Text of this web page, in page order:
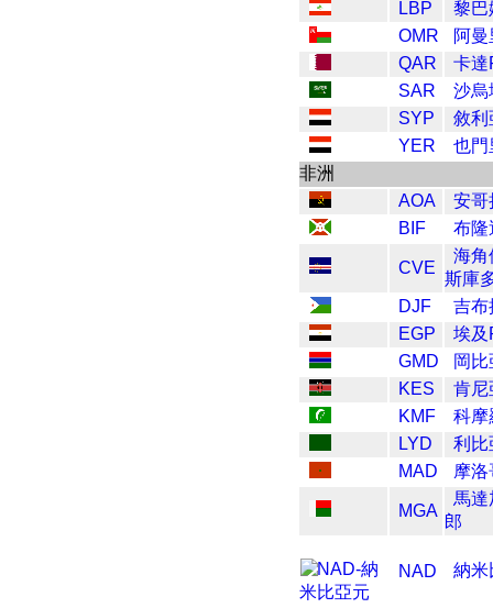
LBP
黎巴
OMR
阿
QAR
卡
SAR
沙
SYP
敘利
YER
也門
非洲
AOA
安哥
BIF
布隆
CVE
海角
斯庫
DJF
吉布
EGP
埃
GMD
岡
KES
肯尼
KMF
科摩
LYD
利比
MAD
摩
MGA
馬
郎
NAD 納米